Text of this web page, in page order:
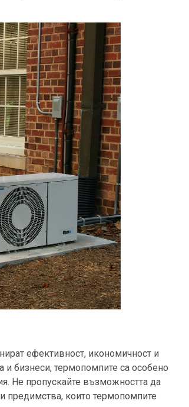
ефективност, икономичност и
и бизнеси, термопомпите са особено
Не пропускайте възможността да
предимства, които термопомпите